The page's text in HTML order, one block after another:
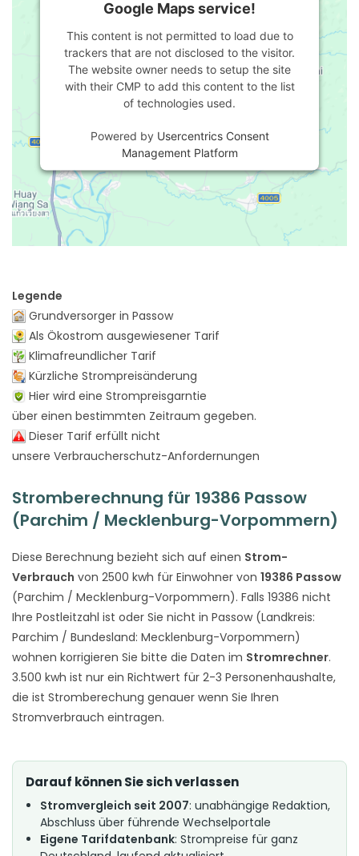
Google Maps service!
This content is not permitted to load due to
trackers that are not disclosed to the visitor.
The website owner needs to setup the site
with their CMP to add this content to the list
of technologies used.
Powered by Usercentrics Consent
Management Platform
Legende
Grundversorger in Passow
Als Ökostrom ausgewiesener Tarif
Klimafreundlicher Tarif
Kürzliche Strompreisänderung
Hier wird eine Strompreisgarntie
über einen bestimmten Zeitraum gegeben.
Dieser Tarif erfüllt nicht
unsere Verbraucherschutz-Anfordernungen
Stromberechnung für 19386 Passow
(Parchim / Mecklenburg-Vorpommern)
Diese Berechnung bezieht sich auf einen Strom-
Verbrauch von 2500 kwh für Einwohner von 19386 Passow
(Parchim / Mecklenburg-Vorpommern). Falls 19386 nicht
Ihre Postleitzahl ist oder Sie nicht in Passow (Landkreis:
Parchim / Bundesland: Mecklenburg-Vorpommern)
wohnen korrigieren Sie bitte die Daten im Stromrechner.
3.500 kwh ist nur ein Richtwert für 2-3 Personenhaushalte,
die ist Stromberechung genauer wenn Sie Ihren
Stromverbrauch eintragen.
Darauf können Sie sich verlassen
Stromvergleich seit 2007: unabhängige Redaktion,
Abschluss über führende Wechselportale
Eigene Tarifdatenbank: Strompreise für ganz